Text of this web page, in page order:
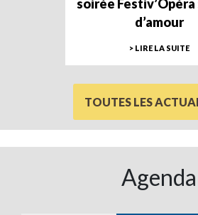
soirée Festiv’Opéra
d’amour
> LIRE LA SUITE
TOUTES LES
Agenda